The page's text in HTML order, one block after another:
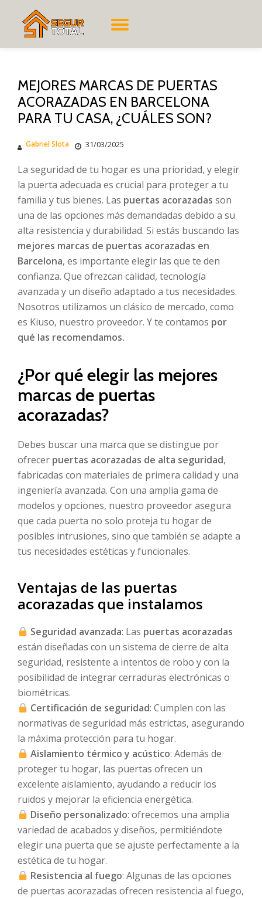
CAMBIAR
MEJORES MARCAS DE PUERTAS
ACORAZADAS EN BARCELONA
PARA TU CASA, ¿CUÁLES SON?
Gabriel Slota 31/03/2025
La seguridad de tu hogar es una prioridad, y elegir
la puerta adecuada es crucial para proteger a tu
familia y tus bienes. Las puertas acorazadas son
una de las opciones más demandadas debido a su
alta resistencia y durabilidad. Si estás buscando las
mejores marcas de puertas acorazadas en
Barcelona, es importante elegir las que te den
confianza. Que ofrezcan calidad, tecnología
avanzada y un diseño adaptado a tus necesidades.
Nosotros utilizamos un clásico de mercado, como
es Kiuso, nuestro proveedor. Y te contamos por
qué las recomendamos.
¿Por qué elegir las mejores
marcas de puertas
acorazadas?
Debes buscar una marca que se distingue por
ofrecer puertas acorazadas de alta seguridad,
fabricadas con materiales de primera calidad y una
ingeniería avanzada. Con una amplia gama de
modelos y opciones, nuestro proveedor asegura
que cada puerta no solo proteja tu hogar de
posibles intrusiones, sino que también se adapte a
tus necesidades estéticas y funcionales.
Ventajas de las puertas
acorazadas que instalamos
Seguridad avanzada: Las puertas acorazadas
están diseñadas con un sistema de cierre de alta
seguridad, resistente a intentos de robo y con la
posibilidad de integrar cerraduras electrónicas o
biométricas.
Certificación de seguridad: Cumplen con las
normativas de seguridad más estrictas, asegurando
la máxima protección para tu hogar.
Aislamiento térmico y acústico: Además de
proteger tu hogar, las puertas ofrecen un
excelente aislamiento, ayudando a reducir los
ruidos y mejorar la eficiencia energética.
Diseño personalizado: ofrecemos una amplia
variedad de acabados y diseños, permitiéndote
elegir una puerta que se ajuste perfectamente a la
estética de tu hogar.
Resistencia al fuego: Algunas de las opciones
de puertas acorazadas ofrecen resistencia al fuego,